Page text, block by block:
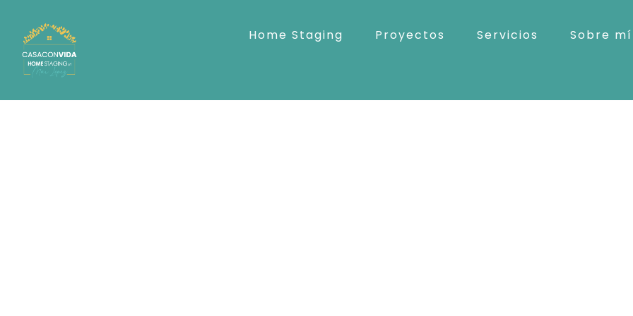
contenido
Home Staging Proyectos Servicios Sobre mí